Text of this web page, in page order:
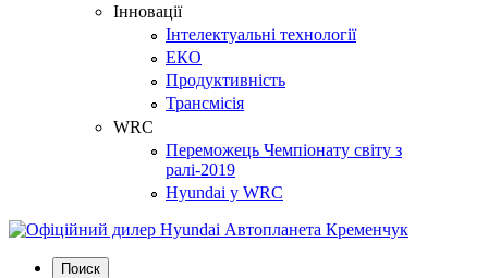
Інновації
Інтелектуальні технології
ЕКО
Продуктивність
Трансмісія
WRC
Переможець Чемпіонату світу з
ралі-2019
Hyundai у WRC
Поиск